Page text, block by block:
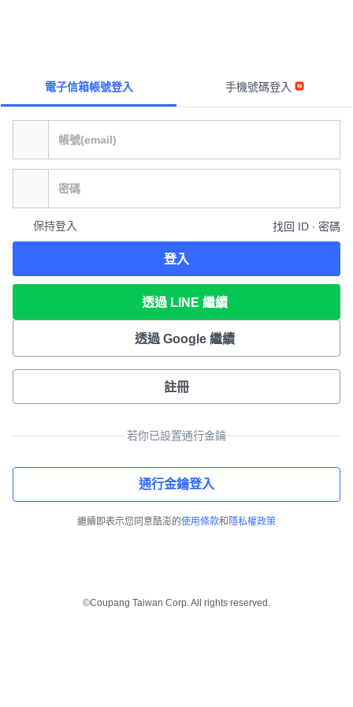
電子信箱帳號登入 手機號碼登入
保持登入 找回 ID ∙ 密碼
登入
透過 LINE 繼續
透過 Google 繼續
註冊
若你已設置通行金鑰
通行金鑰登入
繼續即表示您同意酷澎的使用條款和 隱私權政策
©Coupang Taiwan Corp. All rights reserved.